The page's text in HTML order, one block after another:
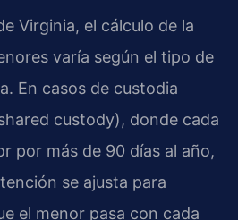
Virginia, el cálculo de la
varía según el tipo de
En casos de custodia
custody), donde cada
por más de 90 días al año,
se ajusta para
el menor pasa con cada